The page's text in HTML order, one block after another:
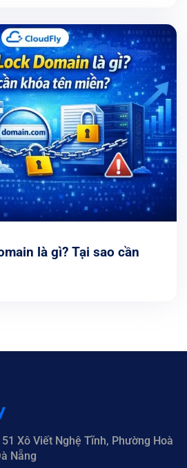
là gì? Tại sao cần
Xô Viết Nghệ Tĩnh, Phường Hoà
Nẵng